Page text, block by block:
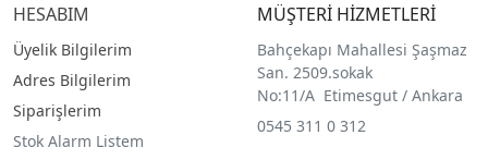
HESABIM
Üyelik Bilgilerim
Adres Bilgilerim
Siparişlerim
Stok Alarm Listem
MÜŞTERİ HİZMETLERİ
Bahçekapı Mahallesi Şaşmaz
San. 2509.sokak
No:11/A Etimesgut / Ankara
0545 311 0 312